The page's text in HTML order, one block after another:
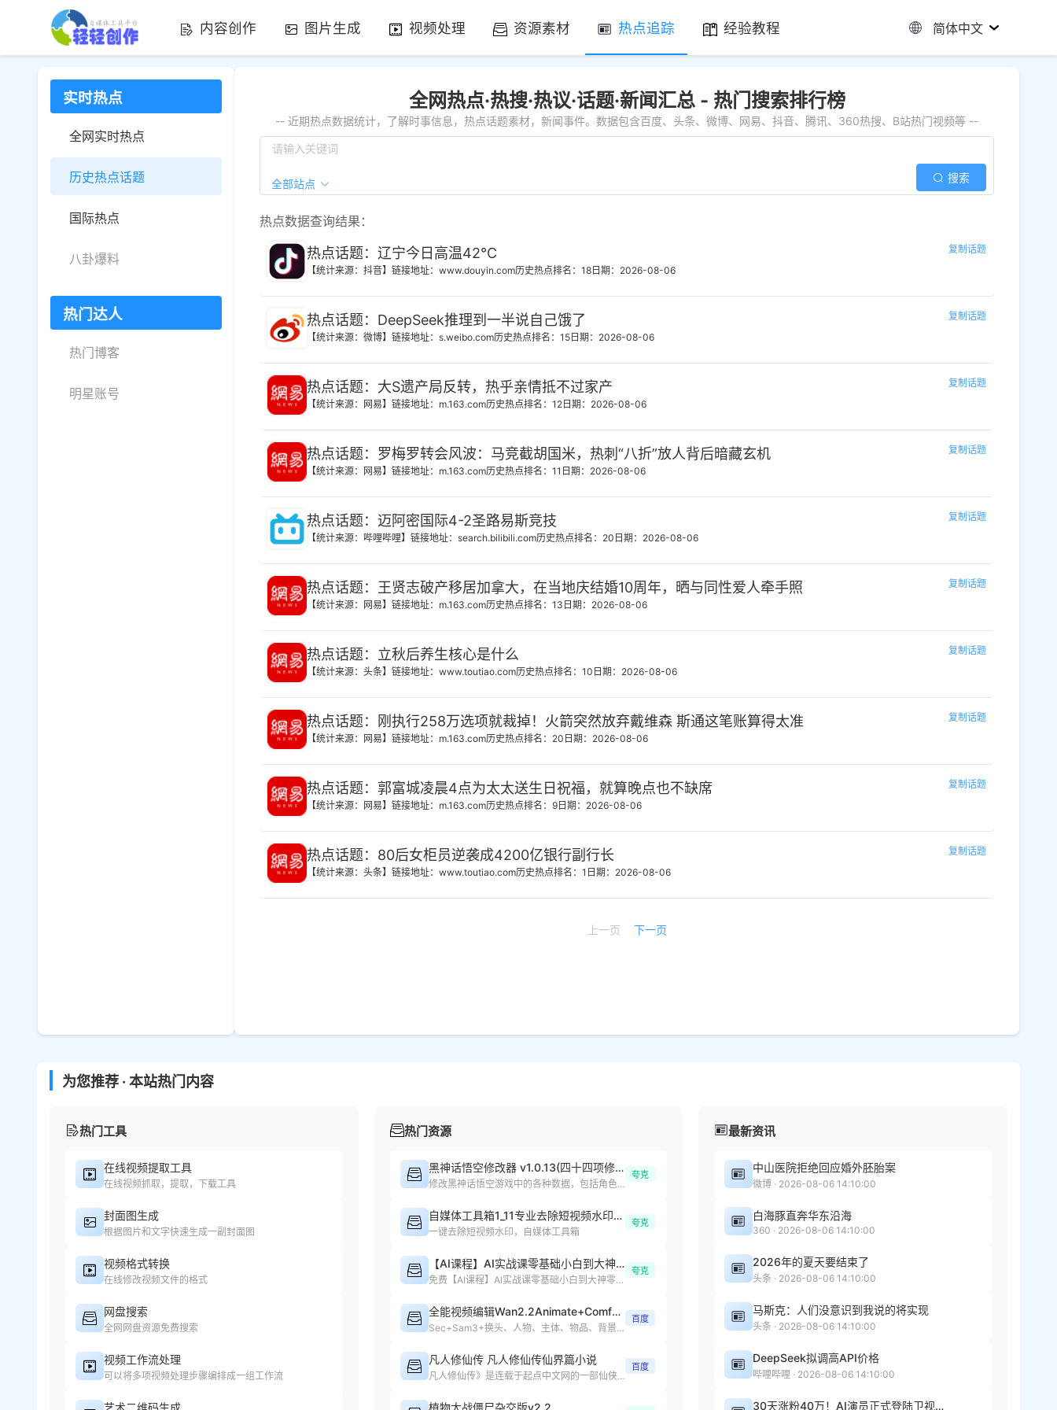
内容创作 图片生成 视频处理 资源素材 热点追踪 经验教程 简体中文
实时热点
全网实时热点
历史热点话题
国际热点
八卦爆料
热门达人
热门博客
明星账号
全网热点·热搜·热议·话题·新闻汇总 - 热门搜索排行榜
-- 近期热点数据统计，了解时事信息，热点话题素材，新闻事件。数据包含百度、头条、微博、网易、抖音、腾讯、360热搜、B站热门视频等 --
全部站点 搜索
热点数据查询结果：
热点话题：辽宁今日高温42℃
复制话题
【统计来源：抖音】链接地址：www.douyin.com历史热点排名：18 日期：2026-08-06
热点话题：DeepSeek推理到一半说自己饿了
复制话题
【统计来源：微博】链接地址：s.weibo.com历史热点排名：15 日期：2026-08-06
热点话题：大S遗产局反转，热乎亲情抵不过家产
复制话题
【统计来源：网易】链接地址：m.163.com历史热点排名：12 日期：2026-08-06
热点话题：罗梅罗转会风波：马竞截胡国米，热刺“八折”放人背后暗藏玄机
复制话题
【统计来源：网易】链接地址：m.163.com历史热点排名：11 日期：2026-08-06
热点话题：迈阿密国际4-2圣路易斯竞技
复制话题
【统计来源：哔哩哔哩】链接地址：search.bilibili.com历史热点排名：20 日期：2026-08-06
热点话题：王贤志破产移居加拿大，在当地庆结婚10周年，晒与同性爱人牵手照
复制话题
【统计来源：网易】链接地址：m.163.com历史热点排名：13 日期：2026-08-06
热点话题：立秋后养生核心是什么
复制话题
【统计来源：头条】链接地址：www.toutiao.com历史热点排名：10 日期：2026-08-06
热点话题：刚执行258万选项就裁掉！火箭突然放弃戴维森 斯通这笔账算得太准
复制话题
【统计来源：网易】链接地址：m.163.com历史热点排名：20 日期：2026-08-06
热点话题：郭富城凌晨4点为太太送生日祝福，就算晚点也不缺席
复制话题
【统计来源：网易】链接地址：m.163.com历史热点排名：9 日期：2026-08-06
热点话题：80后女柜员逆袭成4200亿银行副行长
复制话题
【统计来源：头条】链接地址：www.toutiao.com历史热点排名：1 日期：2026-08-06
上一页 下一页
为您推荐 · 本站热门内容
热门工具
在线视频提取工具
在线视频抓取，提取，下载工具
封面图生成
根据图片和文字快速生成一副封面图
视频格式转换
在线修改视频文件的格式
网盘搜索
全网网盘资源免费搜索
视频工作流处理
可以将多项视频处理步骤编排成一组工作流
艺术二维码生成
热门资源
黑神话悟空修改器 v1.0.13(四十四项修改器)
修改黑神话悟空游戏中的各种数据，包括角色属性、装备等
夸克
自媒体工具箱1_11专业去除短视频水印处理短视频
一键去除短视频水印，自媒体工具箱
夸克
【AI课程】AI实战课零基础小白到大神零基础
免费【AI课程】Al实战课零基础小白到大神零基础小白课程下载
夸克
全能视频编辑Wan2.2Animate+ComfyUI整合包4.0
Sec+Sam3+换头、人物、主体、物品、背景、任意元素替换、动作复制
百度
凡人修仙传 凡人修仙传仙界篇小说
凡人修仙传》是连载于起点中文网的一部仙侠修真小说，作者是忘语
百度
植物大战僵尸杂交版v2.2
最新资讯
中山医院拒绝回应婚外胚胎案
微博 · 2026-08-06 14:10:00
白海豚直奔华东沿海
360 · 2026-08-06 14:10:00
2026年的夏天要结束了
头条 · 2026-08-06 14:10:00
马斯克：人们没意识到我说的将实现
头条 · 2026-08-06 14:10:00
DeepSeek拟调高API价格
哔哩哔哩 · 2026-08-06 14:10:00
30天涨粉40万！AI演员正式登陆卫视，内娱真的变天了